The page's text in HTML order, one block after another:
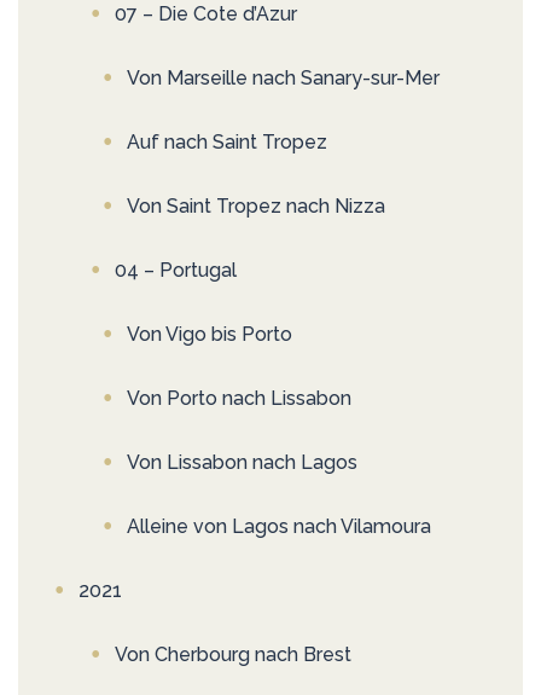
07 – Die Cote d’Azur
Von Marseille nach Sanary-sur-Mer
Auf nach Saint Tropez
Von Saint Tropez nach Nizza
04 – Portugal
Von Vigo bis Porto
Von Porto nach Lissabon
Von Lissabon nach Lagos
Alleine von Lagos nach Vilamoura
2021
Von Cherbourg nach Brest